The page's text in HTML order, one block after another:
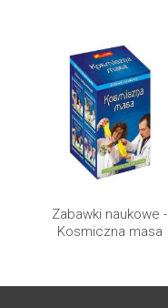
Zabawki naukowe -
Kosmiczna masa